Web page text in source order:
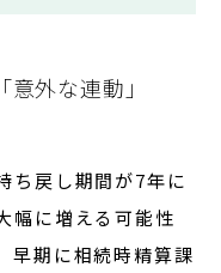
外な連動」
ち戻し期間が7年に
幅に増える可能性
早期に相続時精算課